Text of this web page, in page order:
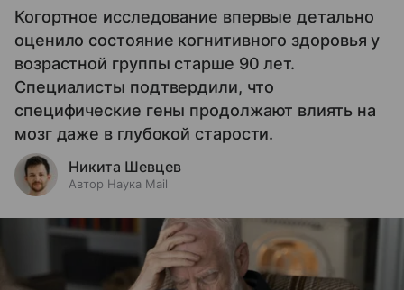
Когортное исследование впервые детально
оценило состояние когнитивного здоровья у
возрастной группы старше 90 лет.
Специалисты подтвердили, что
специфические гены продолжают влиять на
мозг даже в глубокой старости.
Никита Шевцев
Автор Наука Mail